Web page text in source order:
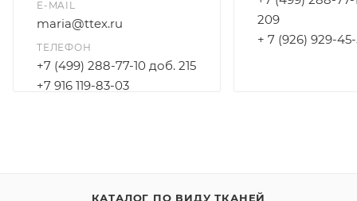
E-MAIL
maria@ttex.ru
ТЕЛЕФОН
+7 (499) 288-77-10 доб. 215
+7 916 119-83-03
209
+ 7 (926) 929-
КАТАЛОГ ПО ВИДУ ТКАНЕЙ